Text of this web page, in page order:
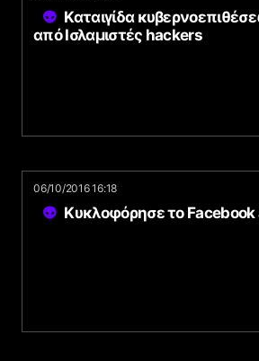
Καταιγίδα
από Ισλαμιστές hackers
06/10/2016 16:18
Κυκλοφόρησε το Facebook